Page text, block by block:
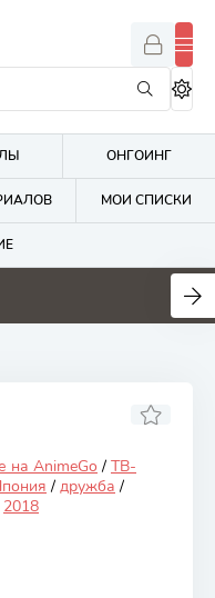
ОНГОИНГ
МОИ СПИСКИ
на AnimeGo / ТВ-
/ дружба /
2018